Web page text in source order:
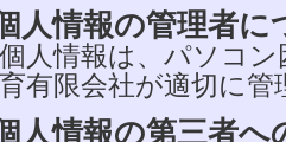
人情報の管理者に
人情報は、パソコン
有限会社が適切に管
人情報の第三者へ